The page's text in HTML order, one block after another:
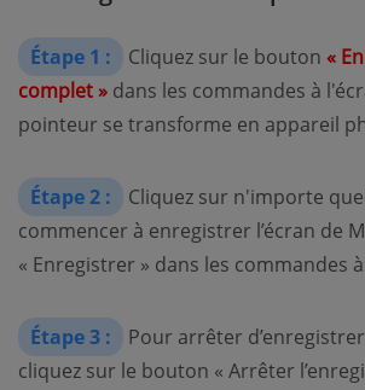
Étape 1 : Cliquez sur le bouton «
complet » dans les commandes à
pointeur se transforme en appareil
Étape 2 :
Cliquez sur n'importe
commencer à enregistrer l’écran de
« Enregistrer » dans les commandes
Étape 3 :
Pour arrêter d’enregistrer
cliquez sur le bouton « Arrêter